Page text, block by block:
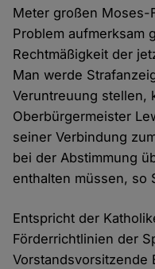
Meter großen Moses-
Problem aufmerksam
Rechtmäßigkeit der
Man werde
Veruntreuung stellen,
Oberbürgermeister
seiner Verbindung
bei der Abstimmung
enthalten müssen, so
Entspricht der
Förderrichtlinien der
Vorstandsvorsitzende